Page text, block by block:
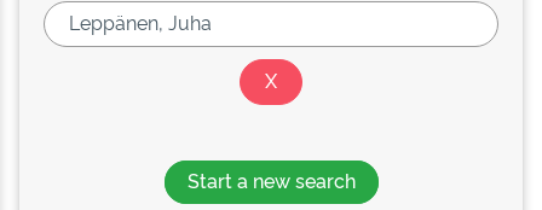
Start a new search